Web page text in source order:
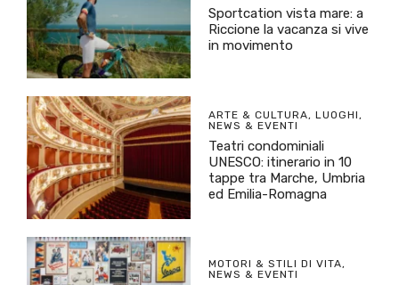
Sportcation vista mare: a
Riccione la vacanza si vive
in movimento
ARTE & CULTURA, LUOGHI ,
NEWS & EVENTI
Teatri condominiali
UNESCO: itinerario in 10
tappe tra Marche, Umbria
ed Emilia-Romagna
MOTORI & STILI DI VITA,
NEWS & EVENTI